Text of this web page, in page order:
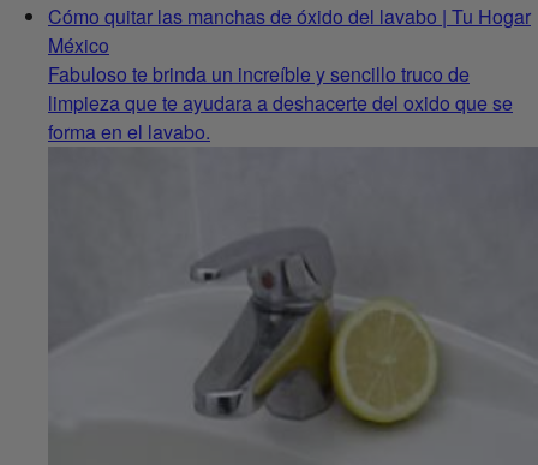
Cómo quitar las manchas de óxido del lavabo | Tu Hogar
México
Fabuloso te brinda un increíble y sencillo truco de
limpieza que te ayudara a deshacerte del oxido que se
forma en el lavabo.